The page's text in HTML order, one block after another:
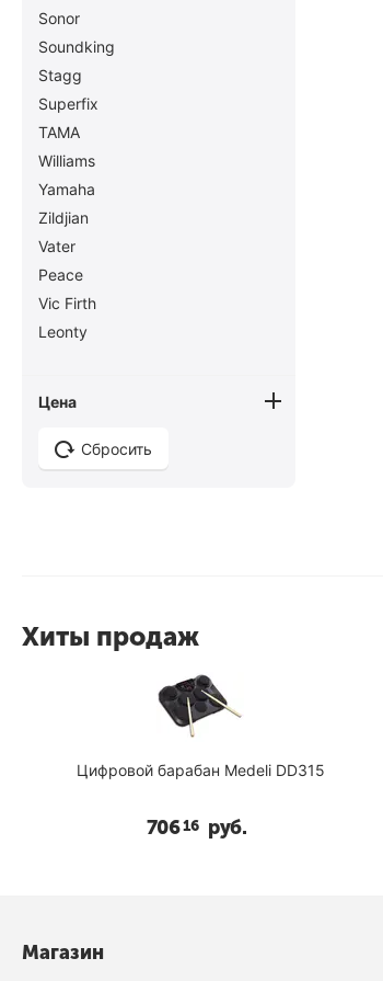
Sonor
Soundking
Stagg
Superfix
TAMA
Williams
Yamaha
Zildjian
Vater
Peace
Vic Firth
Leonty
Цена
Сбросить
Хиты продаж
Цифровой барабан Medeli DD315
70616 руб.
Магазин